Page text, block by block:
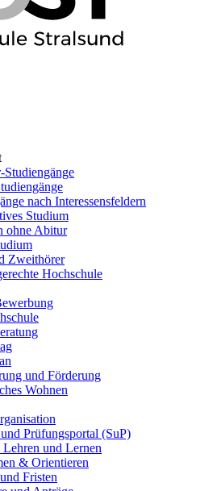
Studiengänge
nach Interessensfeldern
Studium
ohne Abitur
Zweithörer
Hochschule
und Förderung
Wohnen
Prüfungsportal (SuP)
und Lernen
& Orientieren
Fristen